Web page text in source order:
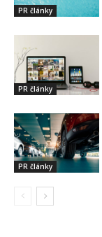
PR články
PR články
PR články